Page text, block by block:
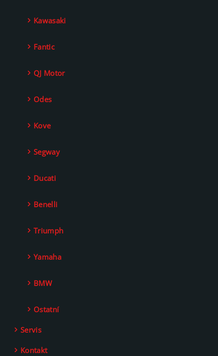
Kawasaki
Fantic
QJ Motor
Odes
Kove
Segway
Ducati
Benelli
Triumph
Yamaha
BMW
Ostatní
Servis
Kontakt